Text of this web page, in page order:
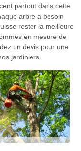
partout dans cette
arbre a besoin
rester la meilleure
en mesure de
un devis pour une
jardiniers.